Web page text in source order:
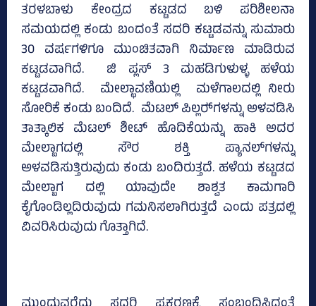
ತರಳಬಾಳು ಕೇಂದ್ರದ ಕಟ್ಟಡದ ಬಳಿ ಪರಿಶೀಲನಾ
ಸಮಯದಲ್ಲಿ ಕಂಡು ಬಂದಂತೆ ಸದರಿ ಕಟ್ಟಡವನ್ನು ಸುಮಾರು
30 ವರ್ಷಗಳಿಗೂ ಮುಂಚಿತವಾಗಿ ನಿರ್ಮಾಣ ಮಾಡಿರುವ
ಕಟ್ಟಡವಾಗಿದೆ. ಜಿ ಪ್ಲಸ್‌ 3 ಮಹಡಿಗುಳುಳ್ಳ ಹಳೆಯ
ಕಟ್ಟಡವಾಗಿದೆ. ಮೇಲ್ಛಾವಣಿಯಲ್ಲಿ ಮಳೆಗಾಲದಲ್ಲಿ ನೀರು
ಸೋರಿಕೆ ಕಂಡು ಬಂದಿದೆ. ಮೆಟಲ್‌ ಪಿಲ್ಲರ್‍‌ಗಳನ್ನು ಅಳವಡಿಸಿ
ತಾತ್ಕಾಲಿಕ ಮೆಟಲ್‌ ಶೀಟ್‌ ಹೊದಿಕೆಯನ್ನು ಹಾಕಿ ಅದರ
ಮೇಲ್ಬಾಗದಲ್ಲಿ ಸೌರ ಶಕ್ತಿ ಪ್ಯಾನಲ್‌ಗಳನ್ನು
ಅಳವಡಿಸುತ್ತಿರುವುದು ಕಂಡು ಬಂದಿರುತ್ತದೆ. ಹಳೆಯ ಕಟ್ಟಡದ
ಮೇಲ್ಬಾಗ ದಲ್ಲಿ ಯಾವುದೇ ಶಾಶ್ವತ ಕಾಮಗಾರಿ
ಕೈಗೊಂಡಿಲ್ಲದಿರುವುದು ಗಮನಿಸಲಾಗಿರುತ್ತದೆ ಎಂದು ಪತ್ರದಲ್ಲಿ
ವಿವರಿಸಿರುವುದು ಗೊತ್ತಾಗಿದೆ.